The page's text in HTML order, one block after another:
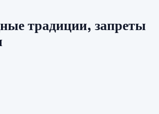
традиции, запреты